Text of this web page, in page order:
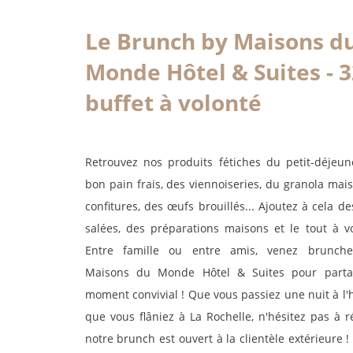
Le Brunch by Maisons
Monde Hôtel & Suites -
buffet à volonté
Retrouvez nos produits fétiches du petit-
bon pain frais, des viennoiseries, du granola
confitures, des œufs brouillés... Ajoutez à cela
salées, des préparations maisons et le tout à
Entre famille ou entre amis, venez
Maisons du Monde Hôtel & Suites pour
moment convivial ! Que vous passiez une nuit à
que vous flâniez à La Rochelle, n'hésitez pas à
notre brunch est ouvert à la clientèle extérieure !